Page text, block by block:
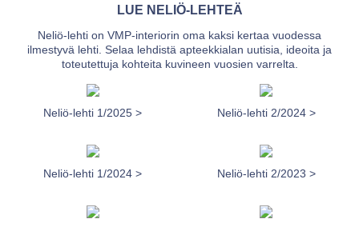
LUE NELIÖ-LEHTEÄ
Neliö-lehti on VMP-interiorin oma kaksi kertaa vuodessa
ilmestyvä lehti. Selaa lehdistä apteekkialan uutisia, ideoita ja
toteutettuja kohteita kuvineen vuosien varrelta.
Neliö-lehti 1/2025 > Neliö-lehti 2/2024 >
Neliö-lehti 1/2024 > Neliö-lehti 2/2023 >